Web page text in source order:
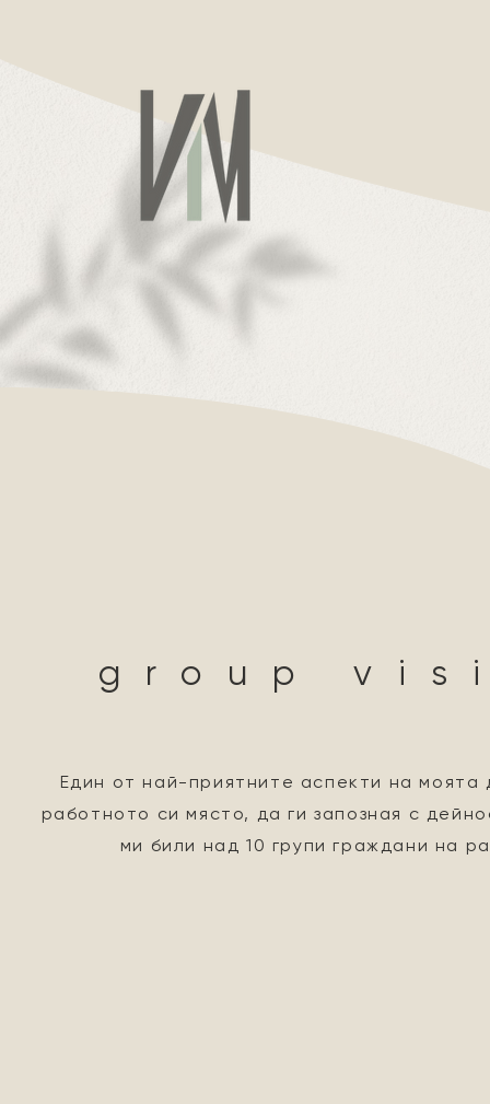
group
Един от най-приятните аспекти на моята
работното си място, да ги запозная с
ми били над 10 групи граждани на